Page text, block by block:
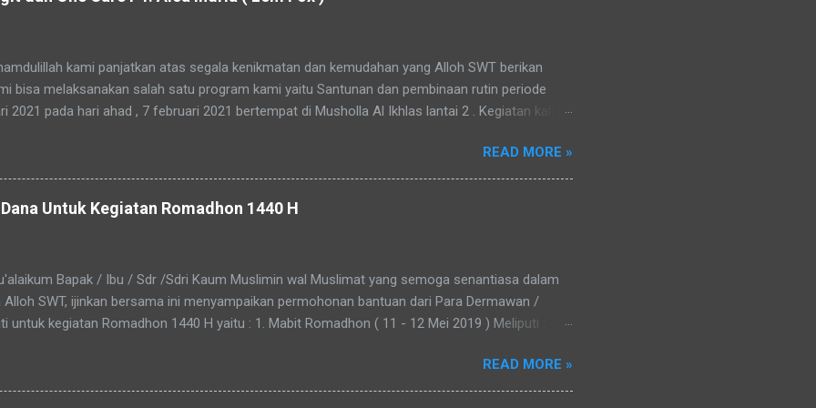
kami panjatkan atas segala kenikmatan dan kemudahan yang Alloh SWT berikan
bisa melaksanakan salah satu program kami yaitu Santunan dan pembinaan rutin periode
2021 pada hari ahad , 7 februari 2021 bertempat di Musholla Al Ikhlas lantai 2 . Kegiatan kali ini
ikut berbagi kebahagiaan kepada anak asuh yayasan Al Ikhlas berupa santunan dan nasi box.
mengucapkan banyak terimakasih kepada semua Donatur Yayasan Al Ikhlas serta tamu
Langit dan One Care atas donasinya semoga menjadi wasilah segala apa yang menjadi hajat
Alloh SWT . Tak lupa terimakasih atas support konsumsinya untuk One Care ( Nasi box )
READ MORE »
Untuk Kegiatan Romadhon 1440 H
Bapak / Ibu / Sdr /Sdri Kaum Muslimin wal Muslimat yang semoga senantiasa dalam
Alloh SWT, ijinkan bersama ini menyampaikan permohonan bantuan dari Para Dermawan /
untuk kegiatan Romadhon 1440 H yaitu : 1. Mabit Romadhon ( 11 - 12 Mei 2019 ) Meliputi :
, Piatu dan Dhu'afa asuhan Yayasan Al Ikhlas. 2. Buka Puasa Bersama ( 19 Mei 2019 ) Meliputi
agama, Santunan , Pemberian Parsel , Perlengkapan Sekolah, Hadiah anak berprestasi , buka
READ MORE »